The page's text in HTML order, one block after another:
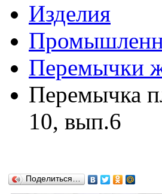
Изделия
Перемычки
Перемычка
10, вып.6
Поделиться…